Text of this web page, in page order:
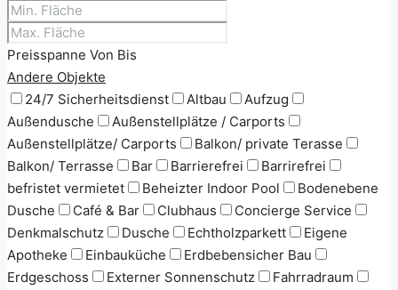
Preisspanne Von Bis
Andere Objekte
24/7 Sicherheitsdienst
Altbau
Aufzug
Außendusche
Außenstellplätze / Carports
Außenstellplätze/ Carports
Balkon/ private Terasse
Balkon/ Terrasse
Bar Barrierefrei
Barrirefrei
befristet vermietet
Beheizter Indoor Pool
Bodenebene
Dusche
Café & Bar Clubhaus
Concierge Service
Denkmalschutz
Dusche Echtholzparkett
Eigene
Apotheke
Einbauküche
Erdbebensicher Bau
Erdgeschoss
Externer Sonnenschutz
Fahrradraum